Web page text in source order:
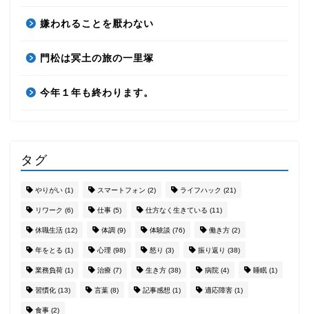
嫌われることを厭わない
門松は冥土の旅の一里塚
今年１年も終わります。
タグ
やりがい (1) スマートフォン (2) ライフハック (21)
リワーク (6) 仕事 (5) 仕方なく生きている (11)
休職生活 (12) 体調 (9) 体験談 (76) 働き方 (2)
年をとる (1) 心理 (98) 怒り (3) 振り返り (38)
業務負荷 (1) 治療 (7) 生き方 (38) 病院 (4) 睡眠 (1)
習慣化 (13) 言葉 (8) 記事感想 (1) 適応障害 (1)
食事 (2)